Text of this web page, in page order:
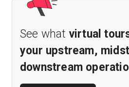
See what virtual
your upstream,
downstream